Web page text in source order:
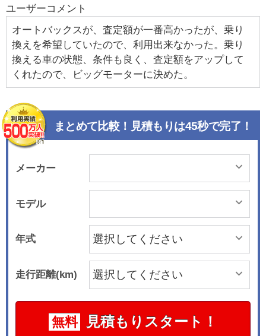
ユーザーコメント
オートバックスが、査定額が一番高かったが、乗り
換えを希望していたので、利用出来なかった。乗り
換える車の状態、条件も良く、査定額をアップして
くれたので、ビッグモーターに決めた。
まとめて比較！見積もりは45秒で完了！
メーカー
モデル
年式
走行距離(km)
無料 見積もりスタート！